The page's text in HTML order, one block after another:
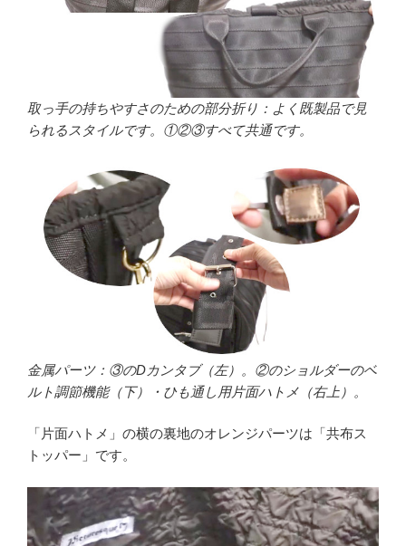
取っ手の持ちやすさのための部分折り：よく既製品で見
られるスタイルです。①②③すべて共通です。
金属パーツ：③のDカンタブ（左）。②のショルダーのベ
ルト調節機能（下）・ひも通し用片面ハトメ（右上）。
「片面ハトメ」の横の裏地のオレンジパーツは「共布ス
トッパー」です。